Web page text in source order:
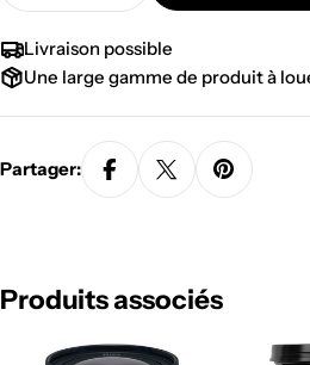
Livraison possible
Une large gamme de produit à
Partager:
Produits associés